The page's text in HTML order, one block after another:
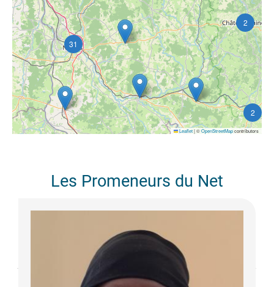
2
2
31
Leaflet|©OpenStreetMapcontributors
Les Promeneurs du Net